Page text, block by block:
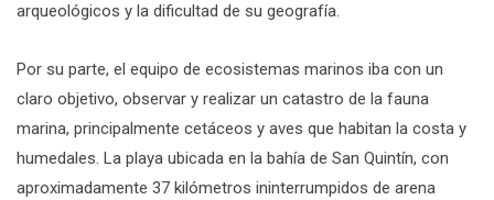
arqueológicos y la dificultad de su geografía.
Por su parte, el equipo de ecosistemas marinos iba con un
claro objetivo, observar y realizar un catastro de la fauna
marina, principalmente cetáceos y aves que habitan la costa y
humedales. La playa ubicada en la bahía de San Quintín, con
aproximadamente 37 kilómetros ininterrumpidos de arena